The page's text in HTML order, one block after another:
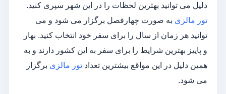
دلیل می توانید بهترین لحظات را در این شهر سپری کنید.
تور مالزی به صورت چهارفصل برگزار می شود و می
توانید هر زمان از سال را برای سفر خود انتخاب کنید. بهار
و پاییز بهترین شرایط را برای سفر به این کشور دارند و به
همین دلیل در این مواقع بیشترین تعداد تور مالزی برگزار
می شود.